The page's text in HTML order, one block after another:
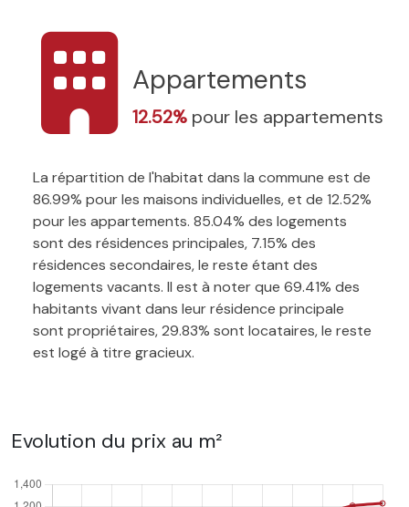
Appartements
12.52% pour les appartements
La répartition de l'habitat dans la commune est de
86.99% pour les maisons individuelles, et de 12.52%
pour les appartements. 85.04% des logements
sont des résidences principales, 7.15% des
résidences secondaires, le reste étant des
logements vacants. Il est à noter que 69.41% des
habitants vivant dans leur résidence principale
sont propriétaires, 29.83% sont locataires, le reste
est logé à titre gracieux.
Evolution du prix au m²